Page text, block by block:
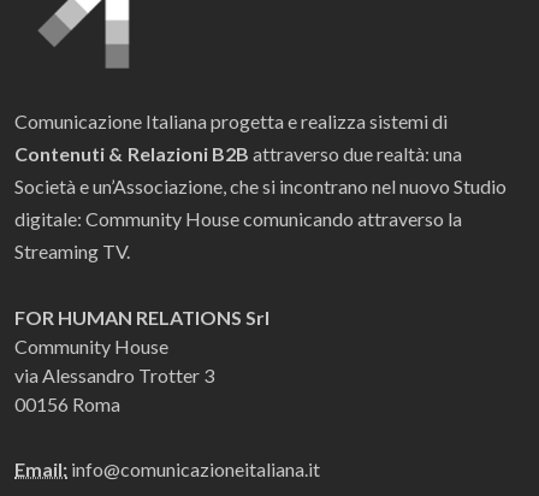
Comunicazione Italiana progetta e realizza sistemi di
Contenuti & Relazioni B2B attraverso due realtà: una
Società e un’Associazione, che si incontrano nel nuovo Studio
digitale: Community House comunicando attraverso la
Streaming TV.
FOR HUMAN RELATIONS Srl
Community House
via Alessandro Trotter 3
00156 Roma
Email: info@comunicazioneitaliana.it